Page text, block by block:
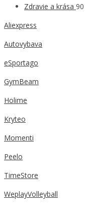
Zdravie a krása 90
Aliexpress
Autovybava
eSportago
GymBeam
Holime
Kryteo
Momenti
Peelo
TimeStore
WeplayVolleyball